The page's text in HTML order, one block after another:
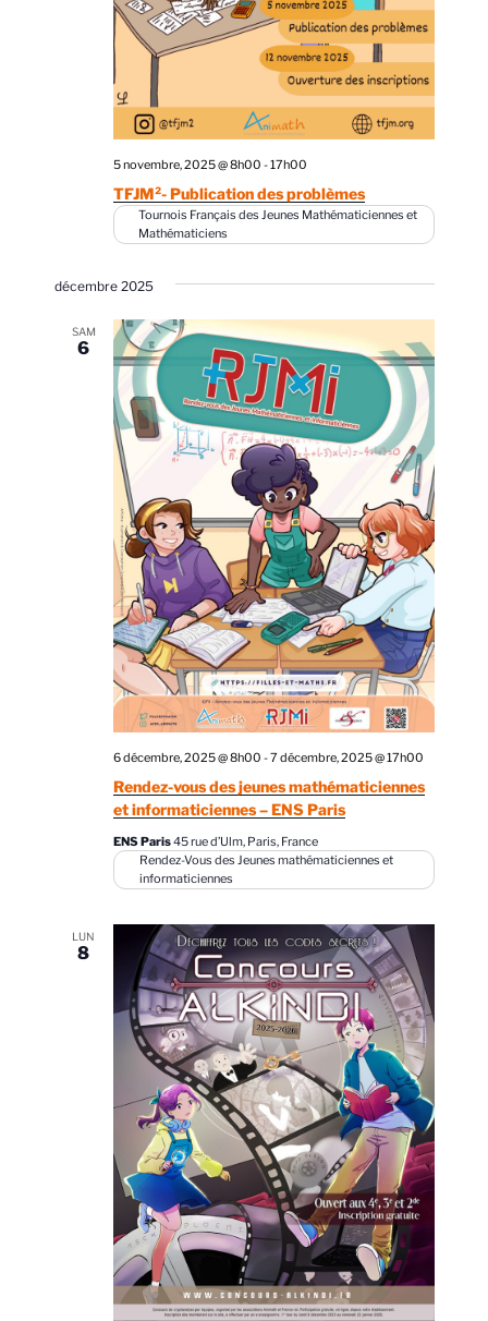
TFJM²- Publication des problèmes
5 novembre, 2025 @ 8h00 -17h00
Tournois Français des Jeunes Mathématiciennes et
Mathématiciens
décembre 2025
SAM
6
Rendez-vous des jeunes mathématiciennes
et informaticiennes – ENS Paris
6 décembre, 2025 @ 8h00 -7 décembre, 2025 @ 17h00
ENS Paris45 rue d’Ulm, Paris, France
Rendez-Vous des Jeunes mathématiciennes et
informaticiennes
LUN
8